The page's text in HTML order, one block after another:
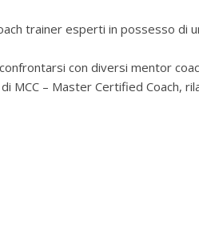
trainer esperti in possesso di
con diversi mentor
– Master Certified Coach,